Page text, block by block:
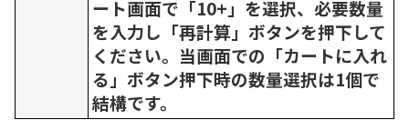
ート画面で「10+」を選択、必要数量
を入力し「再計算」ボタンを押下して
ください。当画面での「カートに入れ
る」ボタン押下時の数量選択は1個で
結構です。